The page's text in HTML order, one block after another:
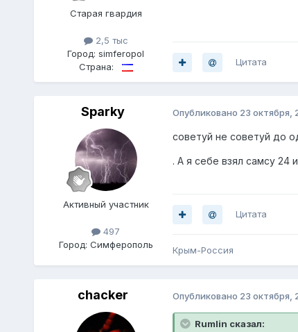
Старая гвардия
2,5 тыс
Город:simferopol
Страна:
Цитата
Sparky
Активный участник
497
Город: Симферополь
Опубликовано 23 октября,
советуй не советуй до
. А я себе взял самсу 24
Цитата
Крым-Россия
chacker Опубликовано 23 октября,
Rumlin сказал: